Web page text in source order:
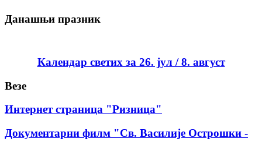
Данашњи празник
Календар светих за 26. јул / 8. август
Везе
Интернет страница "Ризница"
Документарни филм "Св. Василије Острошки -